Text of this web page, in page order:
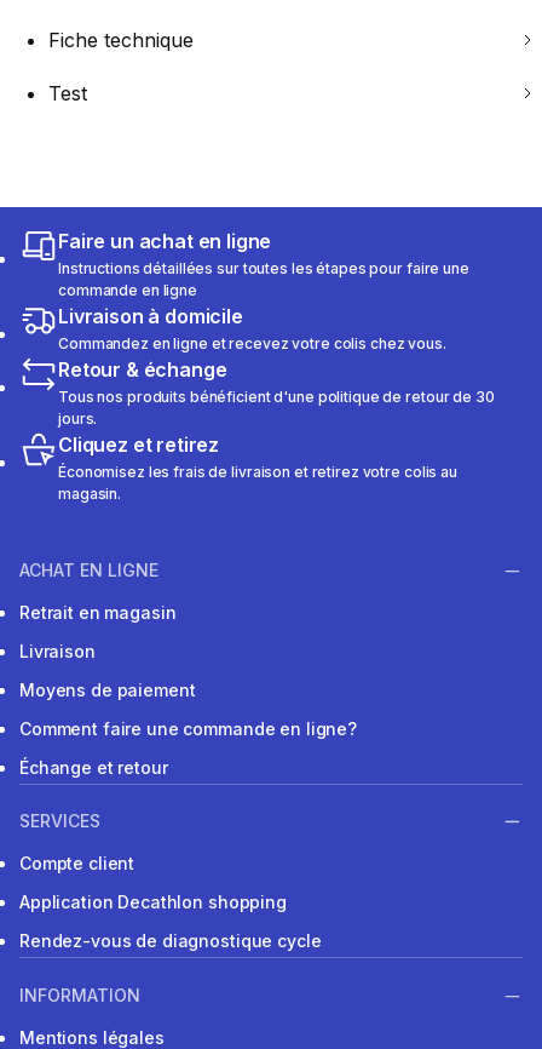
Fiche technique
Test
Faire un achat en ligne
Instructions détaillées sur toutes les étapes pour faire une
commande en ligne
Livraison à domicile
Commandez en ligne et recevez votre colis chez vous.
Retour & échange
Tous nos produits bénéficient d'une politique de retour de 30
jours.
Cliquez et retirez
Économisez les frais de livraison et retirez votre colis au
magasin.
ACHAT EN LIGNE
Retrait en magasin
Livraison
Moyens de paiement
Comment faire une commande en ligne?
Échange et retour
SERVICES
Compte client
Application Decathlon shopping
Rendez-vous de diagnostique cycle
INFORMATION
Mentions légales